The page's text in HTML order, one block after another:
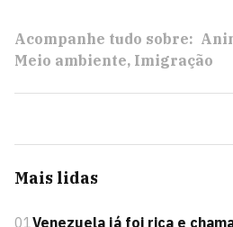
Acompanhe tudo sobre:
Meio ambiente Imigração
Mais lidas
01 Venezuela já foi rica e